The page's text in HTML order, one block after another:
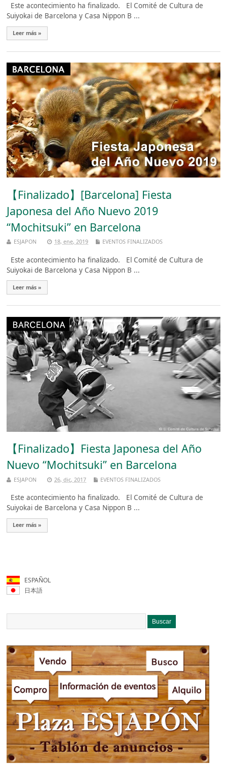
Este acontecimiento ha finalizado. El Comité de Cultura de
Suiyokai de Barcelona y Casa Nippon B ...
Leer más »
【Finalizado】[Barcelona] Fiesta
Japonesa del Año Nuevo 2019
“Mochitsuki” en Barcelona
ESJAPON 18, ene, 2019 EVENTOS FINALIZADOS
Este acontecimiento ha finalizado. El Comité de Cultura de
Suiyokai de Barcelona y Casa Nippon B ...
Leer más »
【Finalizado】Fiesta Japonesa del Año
Nuevo “Mochitsuki” en Barcelona
ESJAPON 26, dic, 2017 EVENTOS FINALIZADOS
Este acontecimiento ha finalizado. El Comité de Cultura de
Suiyokai de Barcelona y Casa Nippon B ...
Leer más »
ESPAÑOL
日本語